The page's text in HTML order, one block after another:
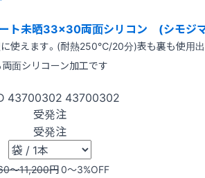
ト未晒33×30両面シリコン (シモジ
使えます。(耐熱250℃/20分)表も裏も使用
両面シリコーン加工です
43700302 43700302
受発注
受発注
〜11,200円0〜3%OFF